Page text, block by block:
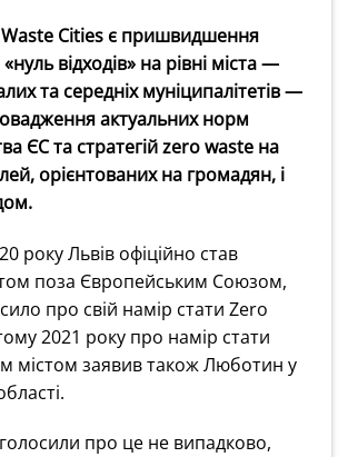
Cities є пришвидшення
відходів» на рівні міста —
та середніх муніципалітетів —
актуальних норм
ЄС та стратегій zero waste на
орієнтованих на громадян, і
року Львів офіційно став
поза Європейським Союзом,
про свій намір стати Zero
2021 року про намір стати
містом заявив також Люботин у
про це не випадково,